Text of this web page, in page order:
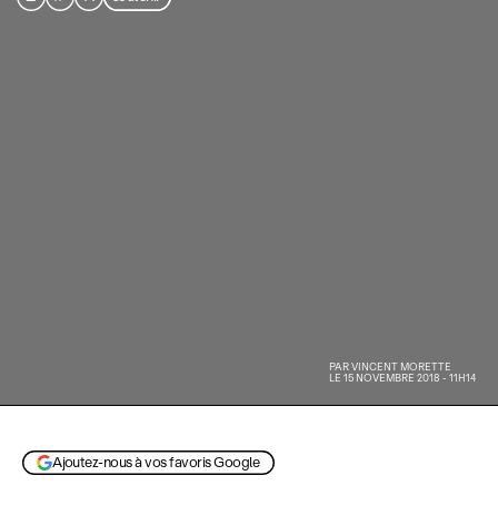
PARVINCENT MORETTE
LE 15 NOVEMBRE 2018 - 11H14
Ajoutez-nous à vos favoris Google